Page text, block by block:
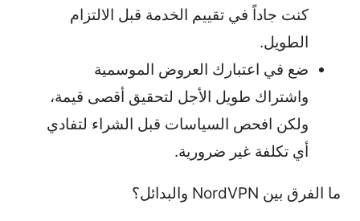
كنت جاداً في تقييم الخدمة قبل الالتزام
الطويل.
ضع في اعتبارك العروض الموسمية
واشتراك طويل الأجل لتحقيق أقصى قيمة،
ولكن افحص السياسات قبل الشراء لتفادي
أي تكلفة غير ضرورية.
ما الفرق بين NordVPN والبدائل؟